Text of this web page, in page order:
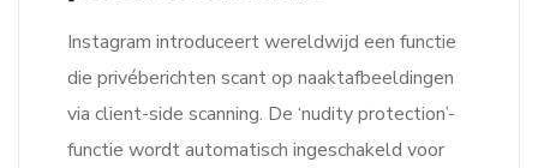
Instagram introduceert wereldwijd een functie
die privéberichten scant op naaktafbeeldingen
via client-side scanning. De ‘nudity protection’-
functie wordt automatisch ingeschakeld voor